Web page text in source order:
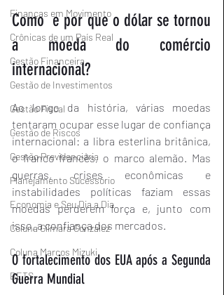
Finanças em Movimento
Crônicas de um País Real
Gestão Financeira
Gestão de Investimentos
Gestão Fiscal
Gestão de Riscos
Gestão Previdenciária
Planejamento Sucessório
Economia e Seu Dia a Dia
Coluna Gilmara Gonzalez
Coluna Marcos Mizuki
BETS
Como  e por que o dólar se tornou
a moeda do comércio
internacional?
Ao longo da história, várias moedas
tentaram ocupar esse lugar de confiança
internacional: a libra esterlina britânica,
o franco francês, o marco alemão. Mas
guerras, crises econômicas e
instabilidades políticas faziam essas
moedas perderem força e, junto com
isso, a confiança dos mercados.
O fortalecimento dos EUA após a Segunda
Guerra Mundial